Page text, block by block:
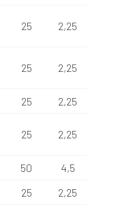
25 2,25
25 2,25
25
2,25
25 2,25
50
4,5
25
2,25